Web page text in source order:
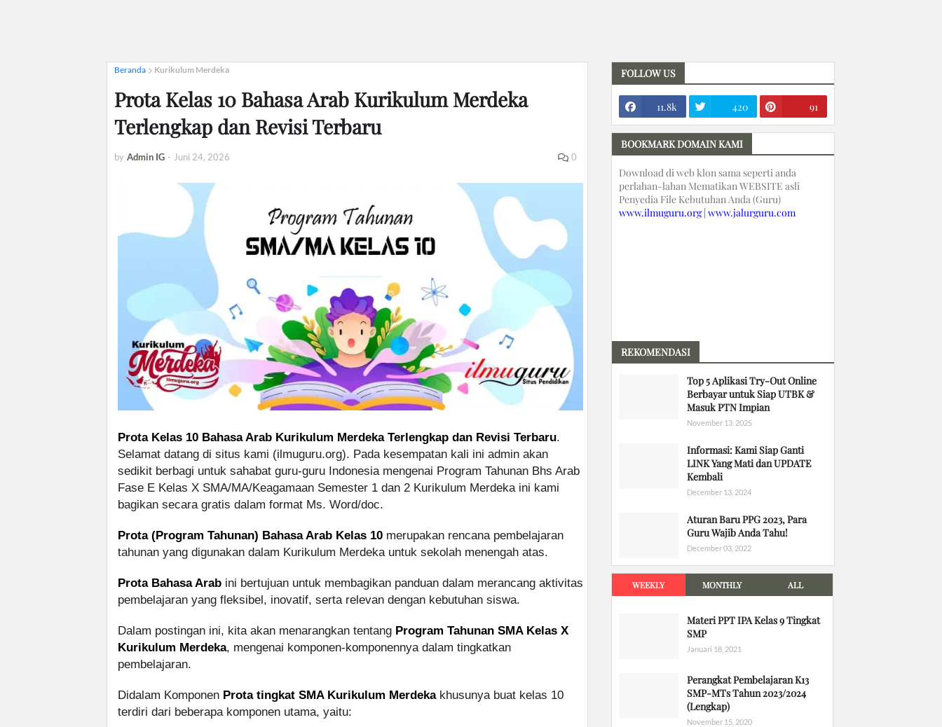
Beranda Kurikulum Merdeka
Prota Kelas 10 Bahasa Arab Kurikulum Merdeka
Terlengkap dan Revisi Terbaru
by Admin IG - Juni 24, 2026 0
Prota Kelas 10 Bahasa Arab Kurikulum Merdeka Terlengkap dan Revisi Terbaru.
Selamat datang di situs kami (ilmuguru.org). Pada kesempatan kali ini admin akan
sedikit berbagi untuk sahabat guru-guru Indonesia mengenai Program Tahunan Bhs Arab
Fase E Kelas X SMA/MA/Keagamaan Semester 1 dan 2 Kurikulum Merdeka ini kami
bagikan secara gratis dalam format Ms. Word/doc.
Prota (Program Tahunan) Bahasa Arab Kelas 10 merupakan rencana pembelajaran
tahunan yang digunakan dalam Kurikulum Merdeka untuk sekolah menengah atas.
Prota Bahasa Arab ini bertujuan untuk membagikan panduan dalam merancang aktivitas
pembelajaran yang fleksibel, inovatif, serta relevan dengan kebutuhan siswa.
Dalam postingan ini, kita akan menarangkan tentang Program Tahunan SMA Kelas X
Kurikulum Merdeka, mengenai komponen-komponennya dalam tingkatkan
pembelajaran.
Didalam Komponen Prota tingkat SMA Kurikulum Merdekakhusunya buat kelas 10
terdiri dari beberapa komponen utama, yaitu:
FOLLOW US
11.8k 420 91
BOOKMARK DOMAIN KAMI
Download di web klon sama seperti anda
perlahan-lahan Mematikan WEBSITE asli
Penyedia File Kebutuhan Anda (Guru)
www.ilmuguru.org | www.jalurguru.com
REKOMENDASI
Top 5 Aplikasi Try-Out Online
Berbayar untuk Siap UTBK &
Masuk PTN Impian
November 13, 2025
Informasi: Kami Siap Ganti
LINK Yang Mati dan UPDATE
Kembali
December 13, 2024
Aturan Baru PPG 2023, Para
Guru Wajib Anda Tahu!
December 03, 2022
WEEKLY MONTHLY ALL
Materi PPT IPA Kelas 9 Tingkat
SMP
Januari 18, 2021
Perangkat Pembelajaran K13
SMP-MTs Tahun 2023/2024
(Lengkap)
November 15, 2020